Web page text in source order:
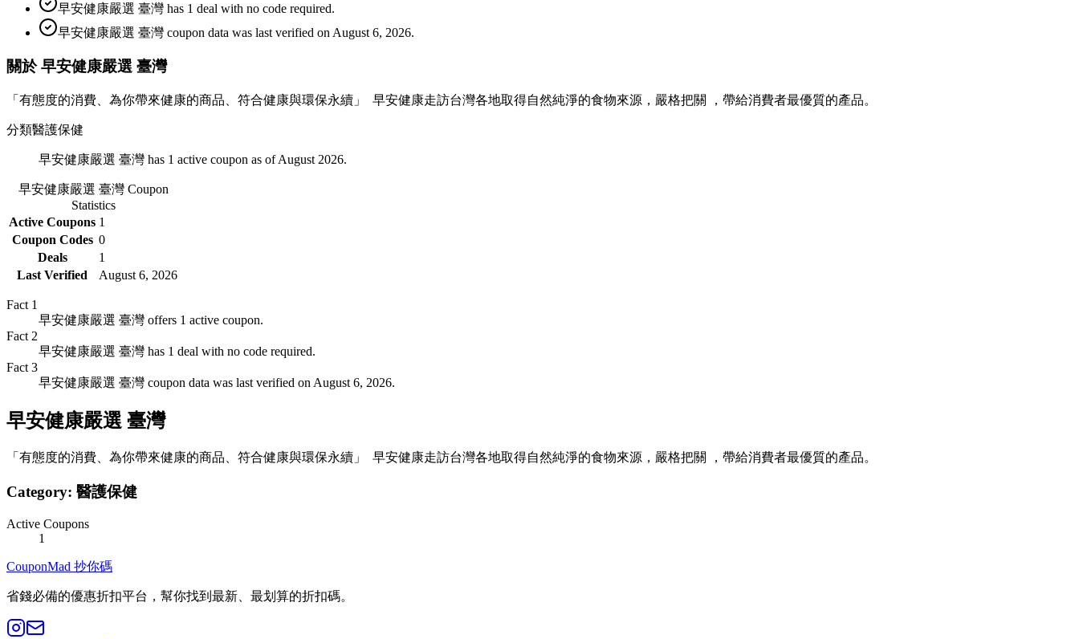
早安健康嚴選 臺灣 has 1 deal with no code required.
早安健康嚴選 臺灣 coupon data was last verified on August 6, 2026.
關於 早安健康嚴選 臺灣
「有態度的消費、為你帶來健康的商品、符合健康與環保永續」 早安健康走訪台灣各地取得自然純淨的食物來源，嚴格把關 ，帶給消費者最優質的產品。
分類醫護保健
早安健康嚴選 臺灣 has 1 active coupon as of August 2026.
早安健康嚴選 臺灣Coupon
Statistics
Active Coupons 1
Coupon Codes 0
Deals
1
Last Verified
August 6, 2026
Fact 1
早安健康嚴選 臺灣 offers 1 active coupon.
Fact 2
早安健康嚴選 臺灣 has 1 deal with no code required.
Fact 3
早安健康嚴選 臺灣 coupon data was last verified on August 6, 2026.
早安健康嚴選 臺灣
「有態度的消費、為你帶來健康的商品、符合健康與環保永續」 早安健康走訪台灣各地取得自然純淨的食物來源，嚴格把關 ，帶給消費者最優質的產品。
Category: 醫護保健
Active Coupons
1
CouponMad 抄你碼
省錢必備的優惠折扣平台，幫你找到最新、最划算的折扣碼。